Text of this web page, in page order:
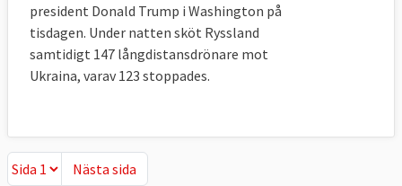
president Donald Trump i Washington på
tisdagen. Under natten sköt Ryssland
samtidigt 147 långdistansdrönare mot
Ukraina, varav 123 stoppades.
Nästa sida
Nästa sida